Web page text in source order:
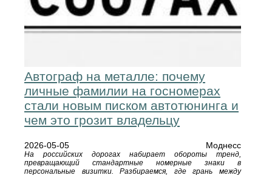
Автограф на металле: почему
личные фамилии на госномерах
стали новым писком автотюнинга и
чем это грозит владельцу
2026-05-05 Моднесс
На российских дорогах набирает обороты тренд,
превращающий стандартные номерные знаки в
персональные визитки. Разбираемся, где грань между